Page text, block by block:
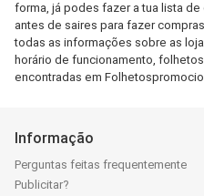
forma, já podes fazer a tua lista
antes de saires para fazer
todas as informações sobre as
horário de funcionamento,
encontradas em
Informação
Perguntas feitas frequentemente
Publicitar?